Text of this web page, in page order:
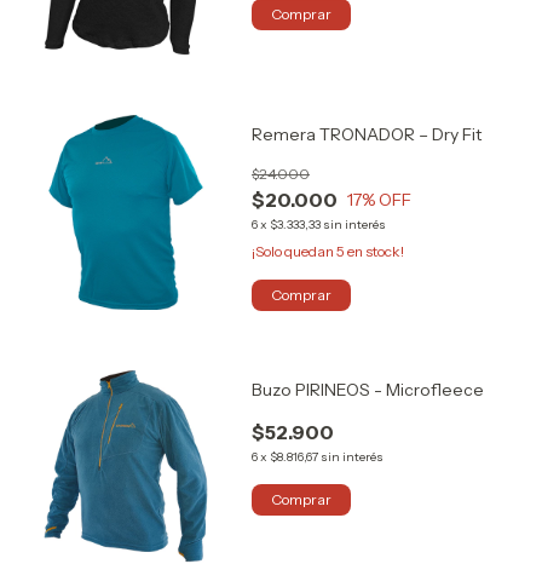
Comprar
Remera TRONADOR – Dry Fit
$20.000
$24.000
17% OFF
6x $3.333,33 sin interés
¡Solo quedan 5 en stock!
Comprar
Buzo PIRINEOS - Microfleece
$52.900
6x $8.816,67 sin interés
Comprar